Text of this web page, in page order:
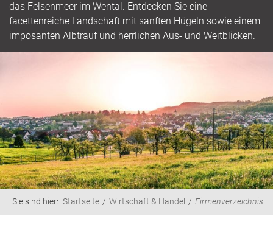
das Felsenmeer im Wental. Entdecken Sie eine
facettenreiche Landschaft mit sanften Hügeln sowie einem
imposanten Albtrauf und herrlichen Aus- und Weitblicken.
Sie sind hier: Startseite Wirtschaft & Handel Firmenverzeichnis